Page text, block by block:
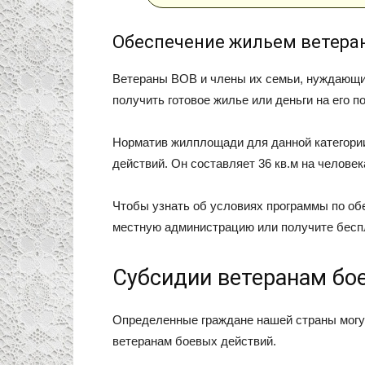
Обеспечение жильем
Ветераны ВОВ и члены их семьи,
получить готовое жилье или деньги на его
Норматив жилплощади для данной
действий. Он составляет 36 кв.м на
Чтобы узнать об условиях программы по
местную администрацию или получите
Субсидии ветеранам
Определенные граждане нашей страны
ветеранам боевых действий.